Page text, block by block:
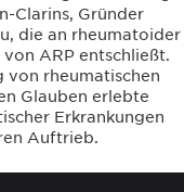
Clarins, Gründer
die an rheumatoider
ARP entschließt.
von rheumatischen
Glauben erlebte
Erkrankungen
Auftrieb.